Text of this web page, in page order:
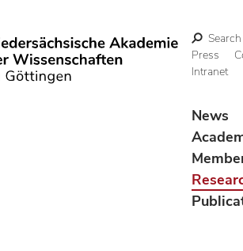
Search
Press
Intranet
News